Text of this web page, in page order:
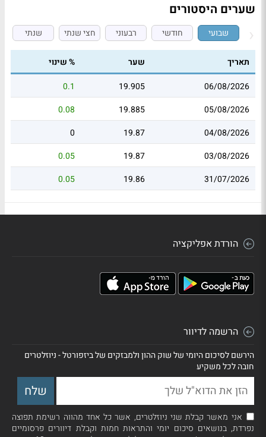
שערים היסטורים
שבועי חודשי רבעוני חצי שנתי שנתי
תאריך שער
% שינוי
06/08/2026
19.905
0.1
05/08/2026
19.885
0.08
04/08/2026
19.87
0
03/08/2026
19.87
0.05
31/07/2026
19.86
0.05
הורדת אפליקציה
הרשמה לדיוור
הירשם לסיכום היומי של שוק ההון ולמבזקים של ביזפורטל - ניוזלטרים
חובה לכל משקיע
אני מאשר קבלת שני ניוזלטרים, אשר כל אחד מהווה רשימת תפוצה
נפרדת, בנושאים סיכום יומי והתראות חמות וקבלת דיוורים פרסומיים